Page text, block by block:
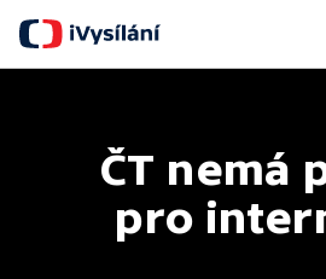
ČT nemá
pro